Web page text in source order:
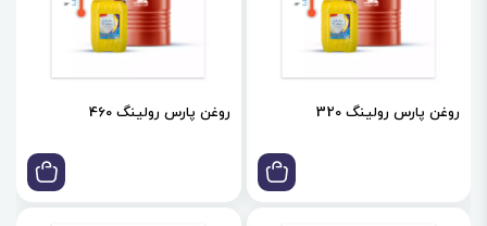
روغن پارس رولینگ 320 روغن پارس رولینگ 460